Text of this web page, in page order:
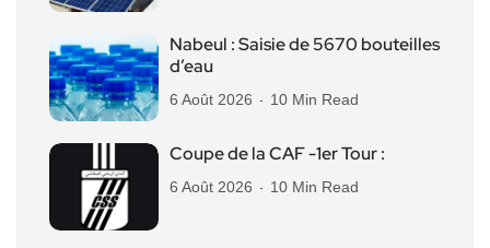
Nabeul : Saisie de 5670 bouteilles
d’eau
6 Août 2026 10 Min Read
Coupe de la CAF -1er Tour :
6 Août 2026 10 Min Read